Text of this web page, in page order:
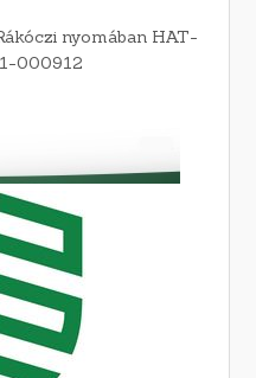
nyomában HAT-
000912